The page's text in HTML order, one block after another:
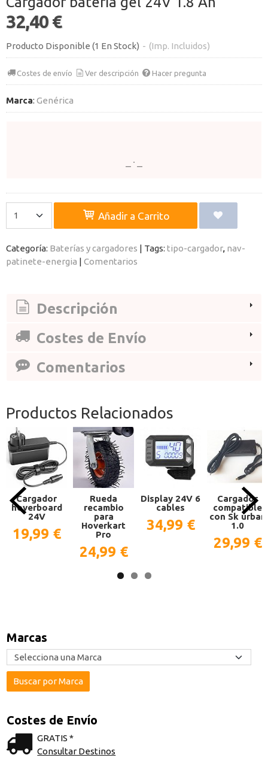
Marcas
Costes de Envío
GRATIS *
Consultar Destinos
32,40 €
Producto Disponible (1 En Stock) - (Imp. Incluidos)
Costes de envío Ver descripción Hacer pregunta
Marca: Genérica
Añadir a Carrito
Categoría: Baterías y cargadores | Tags: tipo-cargador nav-
patinete-energia | Comentarios
Descripción
Costes de Envío
Comentarios
Productos Relacionados
Cargador
hoverboard
24V
19,99 €
Rueda
recambio
para
Hoverkart
Pro
24,99 €
Display 24V 6
cables
34,99 €
Cargador
compatible
con Sk urban
1.0
29,99 €